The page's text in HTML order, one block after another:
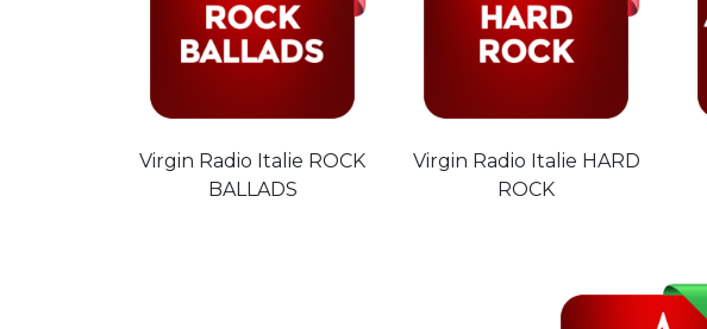
Virgin Radio Italie ROCK
BALLADS
Virgin Radio Italie HARD
ROCK